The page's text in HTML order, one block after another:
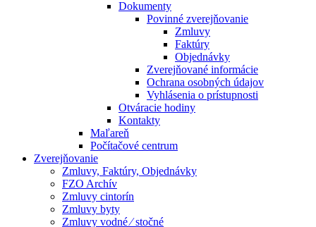
Dokumenty
Povinné zverejňovanie
Zmluvy
Faktúry
Objednávky
Zverejňované informácie
Ochrana osobných údajov
Vyhlásenia o prístupnosti
Otváracie hodiny
Kontakty
Maľareň
Počítačové centrum
Zverejňovanie
Zmluvy, Faktúry, Objednávky
FZO Archív
Zmluvy cintorín
Zmluvy byty
Zmluvy vodné ⁄ stočné